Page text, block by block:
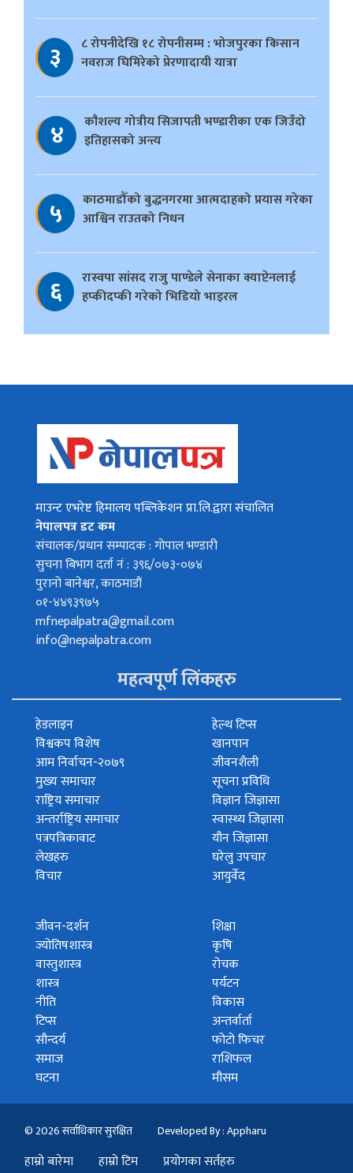
३
८ रोपनीदेखि १८ रोपनीसम्म : भोजपुरका किसान
नवराज घिमिरेको प्रेरणादायी यात्रा
४
काैशल्य गोत्रीय सिजापती भण्डारीका एक जिउँदो
इतिहासको अन्त्य
५
काठमाडौँको बुद्धनगरमा आत्मदाहको प्रयास गरेका
आश्विन राउतको निधन
६
रास्वपा सांसद राजु पाण्डेले सेनाका क्याप्टेनलाई
हप्कीदप्की गरेको भिडियो भाइरल
माउन्ट एभरेष्ट हिमालय पब्लिकेशन प्रा.लि.द्वारा संचालित
नेपालपत्र डट कम
संचालक/प्रधान सम्पादक : गोपाल भण्डारी
सुचना बिभाग दर्ता नं : ३९६/०७३-०७४
पुरानो बानेश्वर, काठमाडौं
०१-४४९३९७५
mfnepalpatra@gmail.com
info@nepalpatra.com
महत्वपूर्ण लिंकहरु
हेडलाइन
विश्वकप विशेष
आम निर्वाचन-२०७९
मुख्य समाचार
राष्ट्रिय समाचार
अन्तर्राष्ट्रिय समाचार
पत्रपत्रिकावाट
लेखहरु
विचार
हेल्थ टिप्स
खानपान
जीवनशैली
सूचना प्रविधि
विज्ञान जिज्ञासा
स्वास्थ्य जिज्ञासा
यौन जिज्ञासा
घरेलु उपचार
आयुर्वेद
जीवन-दर्शन
ज्योतिषशास्त्र
वास्तुशास्त्र
शास्त्र
नीति
टिप्स
सौन्दर्य
समाज
घटना
शिक्षा
कृषि
रोचक
पर्यटन
विकास
अन्तर्वार्ता
फोटो फिचर
राशिफल
मौसम
© 2026 सर्वाधिकार सुरक्षित Developed By : Appharu
हाम्रो बारेमा हाम्रो टिम प्रयोगका सर्तहरु